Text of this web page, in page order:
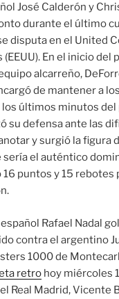
José Calderón y
durante el último
disputa en el United
(EEUU). En el inicio del
alcarreño,
de mantener a
los últimos minutos
su defensa ante las
y surgió la figura
sería el auténtico
puntos y 15 rebotes
Rafael Nadal
contra el argentino
1000 de
retro hoy miércoles
Real Madrid, Vicente